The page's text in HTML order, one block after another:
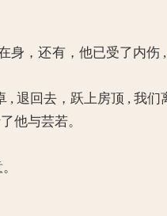
，还有，他已受了内伤
退回去，跃上房顶 , 我们
他与芸若。